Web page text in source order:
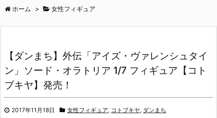
ホーム > 女性フィギュア
【ダンまち】外伝「アイズ・ヴァレンシュタイ
ン」ソード・オラトリア 1/7 フィギュア【コト
ブキヤ】発売！
2017年11月18日 女性フィギュア, コトブキヤ, ダンまち